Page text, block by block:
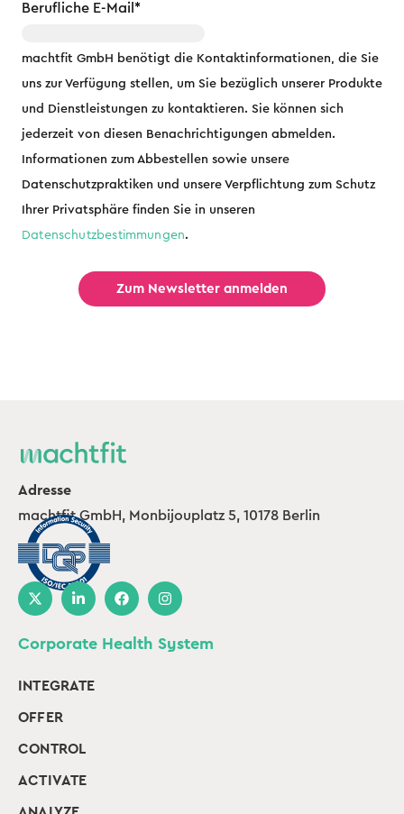
Berufliche E-Mail *
machtfit GmbH benötigt die Kontaktinformationen, die Sie
uns zur Verfügung stellen, um Sie bezüglich unserer Produkte
und Dienstleistungen zu kontaktieren. Sie können sich
jederzeit von diesen Benachrichtigungen abmelden.
Informationen zum Abbestellen sowie unsere
Datenschutzpraktiken und unsere Verpflichtung zum Schutz
Ihrer Privatsphäre finden Sie in unseren
Datenschutzbestimmungen.
Adresse
machtfit GmbH, Monbijouplatz 5, 10178 Berlin
Corporate Health System
INTEGRATE
OFFER
CONTROL
ACTIVATE